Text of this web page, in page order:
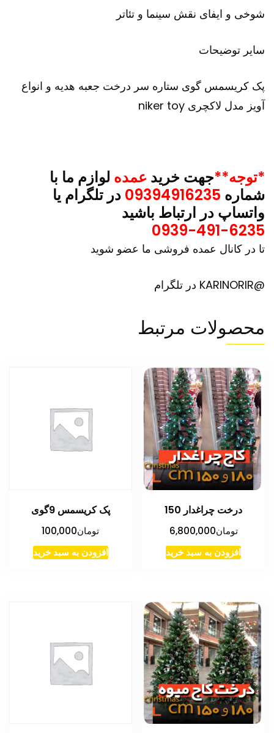
شوخی و ایفای نقش سینما و تئاتر
سایر توضیحات
پک کریسمس گوی ستاره سر درخت جعبه هدیه و انواع
آویز مدل لاکچری niker toy
*توجه**جهت خرید عمده لوازم ما با
شماره
در تلگرام یا
واتساپ در ارتباط باشید
0939-491-6235
تا در کانال عمده فروشی ما عضو شوید
@KARINORIR در تلگرام
محصولات مرتبط
درخت چراغدار 150
تومان6,800,000
افزودن به سبد خرید
پک کریسمس 9گوی
تومان100,000
افزودن به سبد خرید